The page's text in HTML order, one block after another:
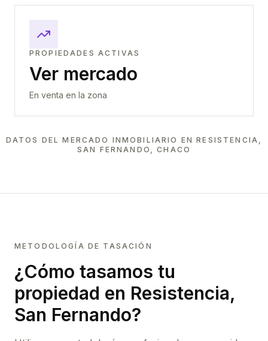
PROPIEDADES ACTIVAS
Ver mercado
En venta en la zona
DATOS DEL MERCADO INMOBILIARIO ENRESISTENCIA,
SAN FERNANDO, CHACO
METODOLOGÍA DE TASACIÓN
¿Cómo tasamos tu
propiedad en Resistencia,
San Fernando?